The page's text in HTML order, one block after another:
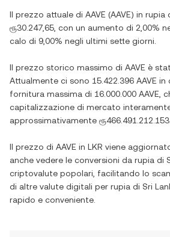
Il prezzo attuale di AAVE (AAVE) in rupia
ரூ30.247,65 , con un aumento di 2,00%
calo di 9,00% negli ultimi sette giorni.
Il prezzo storico massimo di AAVE è
Attualmente ci sono 15.422.396 AAVE in
fornitura massima di 16.000.000 AAVE ,
capitalizzazione di mercato
approssimativamente ரூ466.491.212.153
Il prezzo di AAVE in LKR viene
anche vedere le conversioni da rupia di
criptovalute popolari, facilitando lo
di altre valute digitali per rupia di Sri
rapido e conveniente.